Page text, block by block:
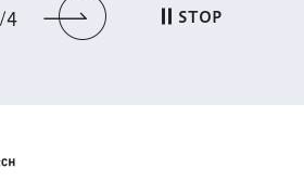
前のスライドを表示
4 次のスライドを表
STOP